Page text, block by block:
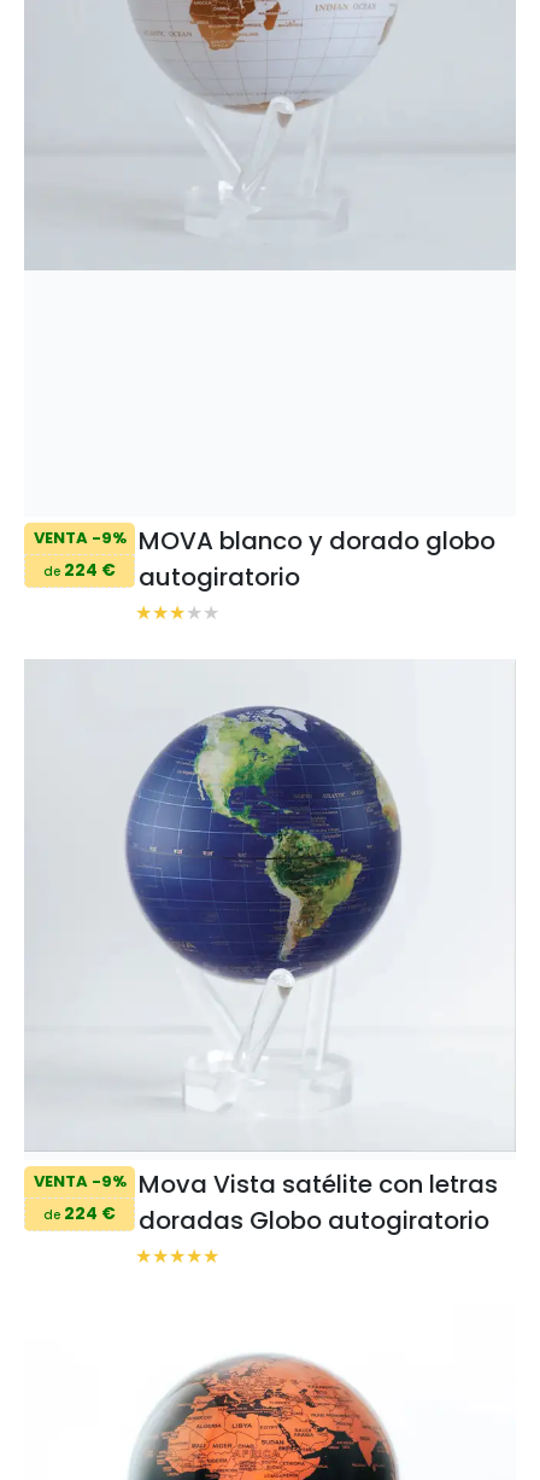
VENTA -9%
de 224 €
MOVA blanco y dorado globo
autogiratorio
VENTA -9%
de 224 €
Mova Vista satélite con letras
doradas Globo autogiratorio